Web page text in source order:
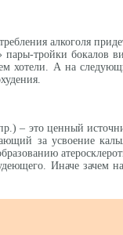
алкоголя
тройки бокалов
хотели. А на
– это ценный
за усвоение
Иначе зачем